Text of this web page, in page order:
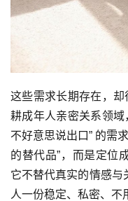
这些需求长期存在，
耕成年人亲密关系领域
不好意思说出口” 的需
的替代品”，而是定位
它不替代真实的情感与
人一份稳定、私密、不